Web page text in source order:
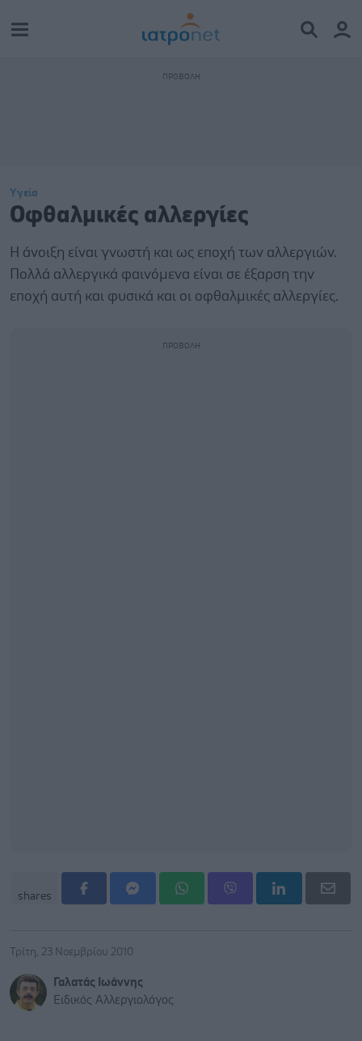
Υγεία
Οφθαλμικές αλλεργίες
Η άνοιξη είναι γνωστή και ως εποχή των αλλεργιών.
Πολλά αλλεργικά φαινόμενα είναι σε έξαρση την
εποχή αυτή και φυσικά και οι οφθαλμικές αλλεργίες.
shares
Τρίτη, 23 Νοεμβρίου 2010
Γαλατάς Ιωάννης
Ειδικός Αλλεργιολόγος